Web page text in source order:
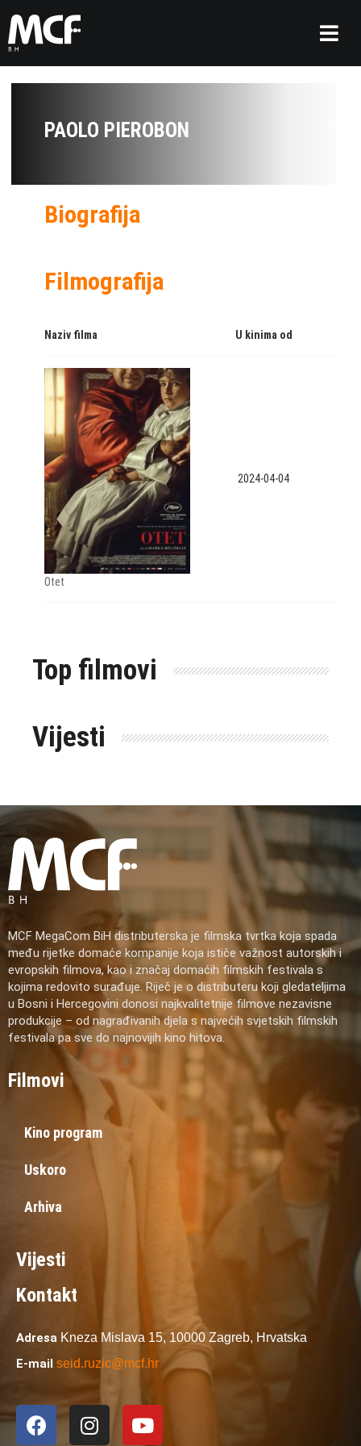
PAOLO PIEROBON
Biografija
Filmografija
Naziv filma U kinima od
Otet
2024-04-04
Top filmovi
Vijesti
MCF MegaCom BiH distributerska je filmska tvrtka koja spada
među rijetke domaće kompanije koja ističe važnost autorskih i
evropskih filmova, kao i značaj domaćih filmskih festivala s
kojima redovito surađuje. Riječ je o distributeru koji gledateljima
u Bosni i Hercegovini donosi najkvalitetnije filmove nezavisne
produkcije – od nagrađivanih djela s najvećih svjetskih filmskih
festivala pa sve do najnovijih kino hitova.
Filmovi
Kino program
Uskoro
Arhiva
Vijesti
Kontakt
Adresa Kneza Mislava 15, 10000 Zagreb, Hrvatska
E-mail seid.ruzic@mcf.hr